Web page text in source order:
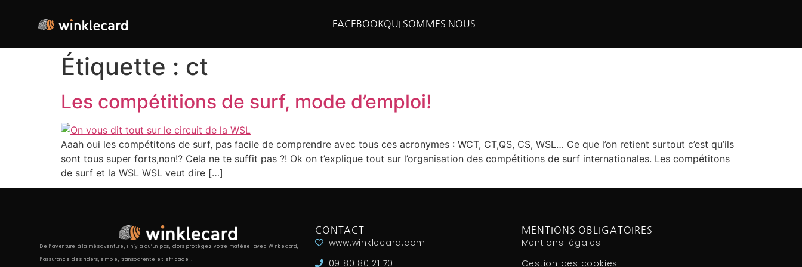
FACEBOOKQUI SOMMES NOUS
Étiquette : ct
Les compétitions de surf, mode d’emploi!
Aaah oui les compétitons de surf, pas facile de comprendre avec tous ces acronymes : WCT, CT,QS, CS, WSL… Ce que l’on retient surtout c’est qu’ils
sont tous super forts,non!? Cela ne te suffit pas ?! Ok on t’explique tout sur l’organisation des compétitions de surf internationales. Les compétitons
de surf et la WSL WSL veut dire […]
De l’aventure à la mésaventure, il n’y a qu’un pas, alors protégez votre matériel avec Winklecard,
l’assurance des riders, simple, transparente et efficace !
CONTACT
www.winklecard.com
09 80 80 21 70
MENTIONS OBLIGATOIRES
Mentions légales
Gestion des cookies